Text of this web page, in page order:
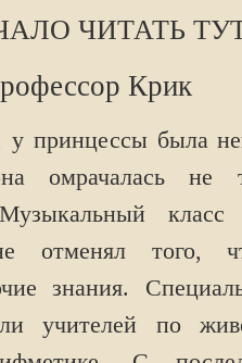
ЧИТАТЬ
Крик
принцессы была
омрачалась не
Музыкальный
отменял того,
знания.
учителей по